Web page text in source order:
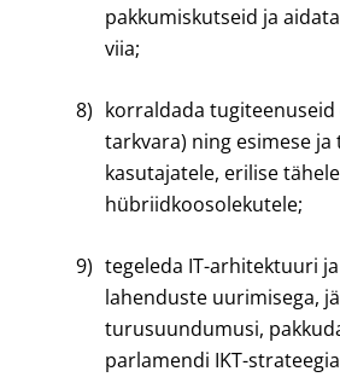
pakkumiskutseid ja
viia;
8) korraldada tugiteenuseid
tarkvara) ning esimese ja
kasutajatele, erilise
hübriidkoosolekutele;
9) tegeleda IT-arhitektuuri
lahenduste uurimisega,
turusuundumusi,
parlamendi IKT-